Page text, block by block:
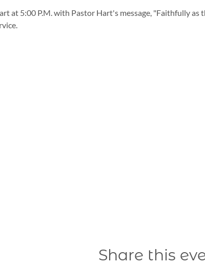
at 5:00 P.M. with Pastor Hart's message, "Faithfully as
Share this